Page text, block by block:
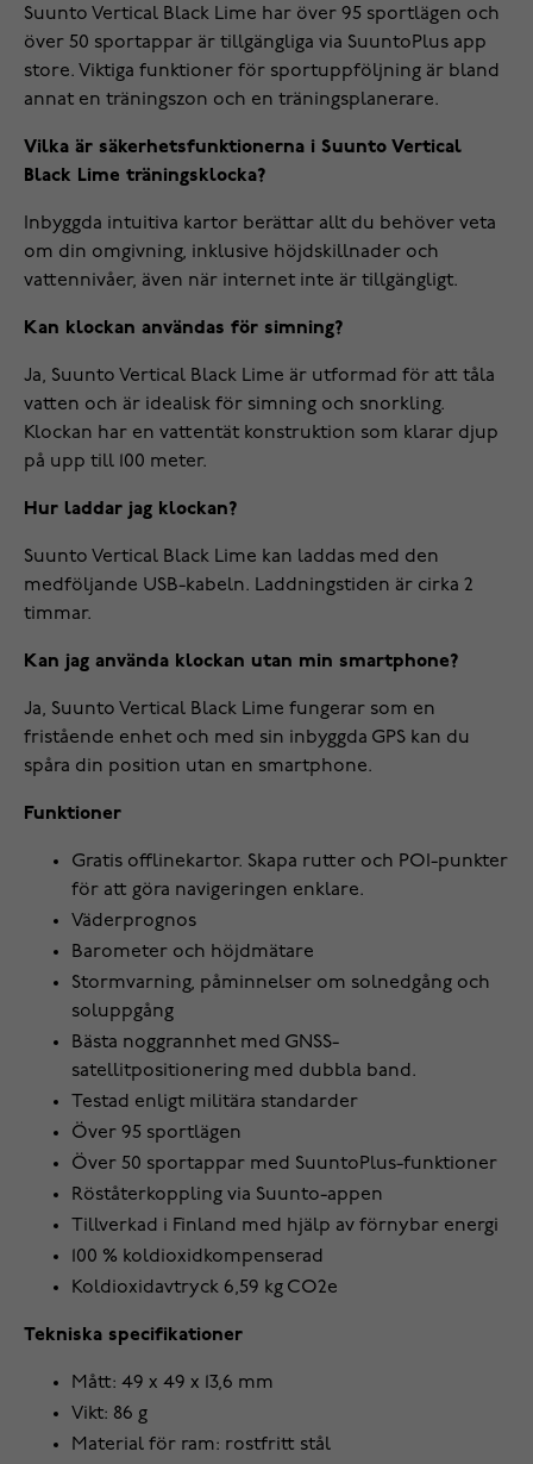
Suunto Vertical Black Lime har över 95 sportlägen och
över 50 sportappar är tillgängliga via SuuntoPlus app
store. Viktiga funktioner för sportuppföljning är bland
annat en träningszon och en träningsplanerare.
Vilka är säkerhetsfunktionerna i Suunto Vertical
Black Lime träningsklocka?
Inbyggda intuitiva kartor berättar allt du behöver veta
om din omgivning, inklusive höjdskillnader och
vattennivåer, även när internet inte är tillgängligt.
Kan klockan användas för simning?
Ja, Suunto Vertical Black Lime är utformad för att tåla
vatten och är idealisk för simning och snorkling.
Klockan har en vattentät konstruktion som klarar djup
på upp till 100 meter.
Hur laddar jag klockan?
Suunto Vertical Black Lime kan laddas med den
medföljande USB-kabeln. Laddningstiden är cirka 2
timmar.
Kan jag använda klockan utan min smartphone?
Ja, Suunto Vertical Black Lime fungerar som en
fristående enhet och med sin inbyggda GPS kan du
spåra din position utan en smartphone.
Funktioner
Gratis offlinekartor. Skapa rutter och POI-punkter
för att göra navigeringen enklare.
Väderprognos
Barometer och höjdmätare
Stormvarning, påminnelser om solnedgång och
soluppgång
Bästa noggrannhet med GNSS-
satellitpositionering med dubbla band.
Testad enligt militära standarder
Över 95 sportlägen
Över 50 sportappar med SuuntoPlus-funktioner
Röståterkoppling via Suunto-appen
Tillverkad i Finland med hjälp av förnybar energi
100 % koldioxidkompenserad
Koldioxidavtryck 6,59 kg CO2e
Tekniska specifikationer
Mått: 49 x 49 x 13,6 mm
Vikt: 86 g
Material för ram: rostfritt stål